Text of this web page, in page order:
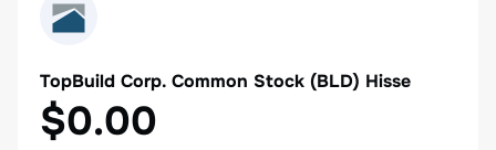
TopBuild Corp. Common Stock (BLD) Hisse
$0.00